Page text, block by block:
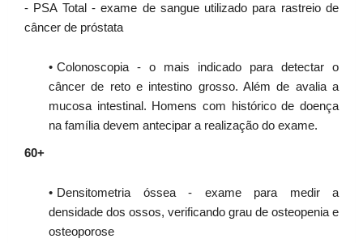
- PSA Total - exame de sangue utilizado para rastreio de
câncer de próstata
Colonoscopia - o mais indicado para detectar o
câncer de reto e intestino grosso. Além de avalia a
mucosa intestinal. Homens com histórico de doença
na família devem antecipar a realização do exame.
60+
Densitometria óssea - exame para medir a
densidade dos ossos, verificando grau de osteopenia e
osteoporose